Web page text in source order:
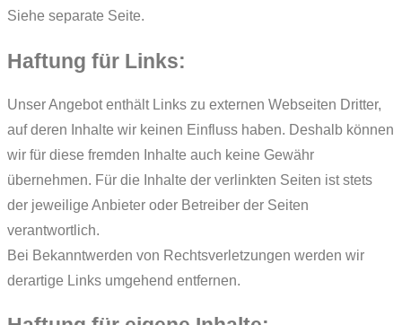
Siehe separate Seite.
Haftung für Links:
Unser Angebot enthält Links zu externen Webseiten Dritter,
auf deren Inhalte wir keinen Einfluss haben. Deshalb können
wir für diese fremden Inhalte auch keine Gewähr
übernehmen. Für die Inhalte der verlinkten Seiten ist stets
der jeweilige Anbieter oder Betreiber der Seiten
verantwortlich.
Bei Bekanntwerden von Rechtsverletzungen werden wir
derartige Links umgehend entfernen.